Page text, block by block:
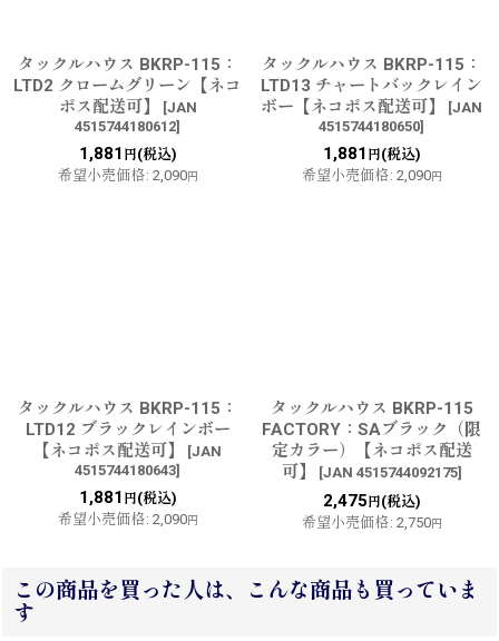
タックルハウス BKRP-115：
LTD2 クロームグリーン【ネコ
ポス配送可】
[JAN
4515744180612]
1,881 円(税込)
希望小売価格: 2,090円
タックルハウス BKRP-115：
LTD13 チャートバックレイン
ボー【ネコポス配送可】
[JAN
4515744180650]
1,881 円(税込)
希望小売価格: 2,090円
タックルハウス BKRP-115：
LTD12 ブラックレインボー
【ネコポス配送可】
[JAN
4515744180643]
1,881 円(税込)
希望小売価格: 2,090円
タックルハウス BKRP-115
FACTORY：SAブラック（限
定カラー）【ネコポス配送
可】
[JAN 4515744092175]
2,475 円(税込)
希望小売価格: 2,750円
この商品を買った人は、こんな商品も買っていま
す